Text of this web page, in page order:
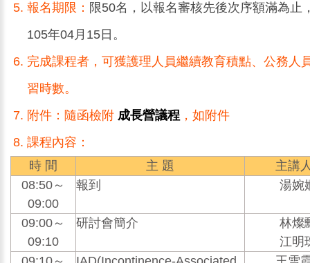
報名期限： 限50名，以報名審核先後次序額滿為止
105年04月15日。
完成課程者，可獲護理人員繼續教育積點、公務人
習時數。
附件：隨函檢附 成長營議程 ，如附件
課程內容：
時 間
主 題
主講
08:50～
09:00
報到 湯婉
09:00～
09:10
研討會簡介
林燦
江明